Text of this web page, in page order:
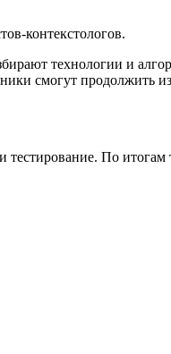
контекстологов.
технологии и
смогут продолжить
По итогам